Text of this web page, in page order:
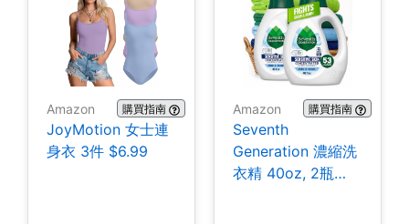
Amazon 購買指南
JoyMotion 女士連
身衣 3件 $6.99
Amazon 購買指南
Seventh
Generation 濃縮洗
衣精 40oz, 2瓶